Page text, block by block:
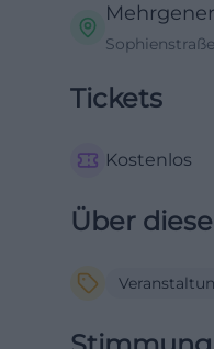
Tickets
Kostenlos
Über